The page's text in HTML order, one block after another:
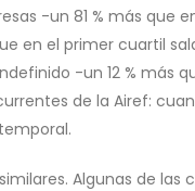
-un 81 % más que
en el primer cuartil
-un 12 % más
de la Airef:
Algunas de